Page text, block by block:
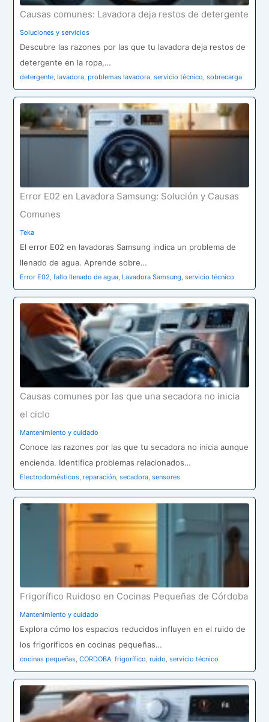
Causas comunes: Lavadora deja restos de detergente
Soluciones y servicios
Descubre las razones por las que tu lavadora deja restos de
detergente en la ropa,…
detergente ,lavadora ,problemas lavadora ,servicio técnico ,sobrecarga
Error E02 en Lavadora Samsung: Solución y Causas
Comunes
Teka
El error E02 en lavadoras Samsung indica un problema de
llenado de agua. Aprende sobre…
Error E02 ,fallo llenado de agua Lavadora Samsung ,servicio técnico
Causas comunes por las que una secadora no inicia
el ciclo
Mantenimiento y cuidado
Conoce las razones por las que tu secadora no inicia aunque
encienda. Identifica problemas relacionados…
Electrodomésticos ,reparación ,secadora ,sensores
Frigorífico Ruidoso en Cocinas Pequeñas de Córdoba
Mantenimiento y cuidado
Explora cómo los espacios reducidos influyen en el ruido de
los frigoríficos en cocinas pequeñas…
cocinas pequeñas ,CORDOBA ,frigorífico ,ruido ,servicio técnico